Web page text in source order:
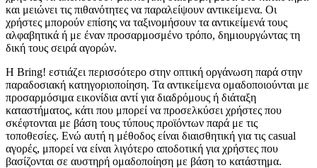
και μειώνει τις πιθανότητες να παραλείψουν αντικείμενα. Οι
χρήστες μπορούν επίσης να ταξινομήσουν τα αντικείμενά τους
αλφαβητικά ή με έναν προσαρμοσμένο τρόπο, δημιουργώντας τη
δική τους σειρά αγορών.
Η Bring! εστιάζει περισσότερο στην οπτική οργάνωση παρά στην
παραδοσιακή κατηγοριοποίηση. Τα αντικείμενα ομαδοποιούνται με
προσαρμόσιμα εικονίδια αντί για διαδρόμους ή διάταξη
καταστήματος, κάτι που μπορεί να προσελκύσει χρήστες που
σκέφτονται με βάση τους τύπους προϊόντων παρά με τις
τοποθεσίες. Ενώ αυτή η μέθοδος είναι διαισθητική για τις casual
αγορές, μπορεί να είναι λιγότερο αποδοτική για χρήστες που
βασίζονται σε αυστηρή ομαδοποίηση με βάση το κατάστημα.